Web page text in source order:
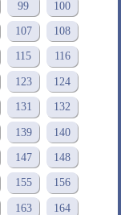
99 100
107 108
115 116
123 124
131 132
139 140
147 148
155 156
163 164